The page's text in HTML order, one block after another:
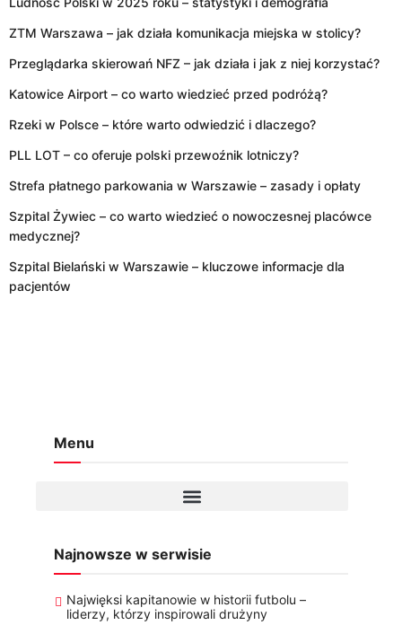
ZTM Warszawa – jak działa komunikacja miejska w stolicy?
Przeglądarka skierowań NFZ – jak działa i jak z niej korzystać?
Katowice Airport – co warto wiedzieć przed podróżą?
Rzeki w Polsce – które warto odwiedzić i dlaczego?
PLL LOT – co oferuje polski przewoźnik lotniczy?
Strefa płatnego parkowania w Warszawie – zasady i opłaty
Szpital Żywiec – co warto wiedzieć o nowoczesnej placówce
medycznej?
Szpital Bielański w Warszawie – kluczowe informacje dla
pacjentów
Menu
Najnowsze w serwisie
Najwięksi kapitanowie w historii futbolu –
liderzy, którzy inspirowali drużyny